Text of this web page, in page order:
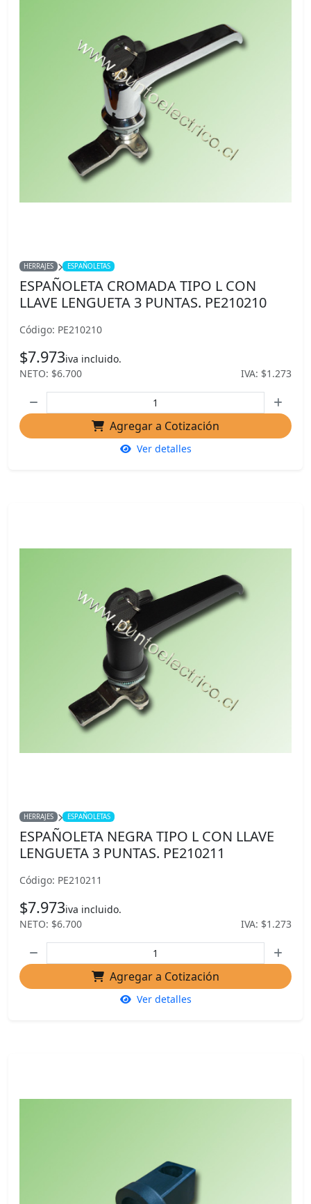
HERRAJES ESPAÑOLETAS
ESPAÑOLETA CROMADA TIPO L CON
LLAVE LENGUETA 3 PUNTAS. PE210210
Código: PE210210
$7.973iva incluido.
NETO: $6.700
IVA: $1.273
Agregar a Cotización
Ver detalles
HERRAJES ESPAÑOLETAS
ESPAÑOLETA NEGRA TIPO L CON LLAVE
LENGUETA 3 PUNTAS. PE210211
Código: PE210211
$7.973iva incluido.
NETO: $6.700
IVA: $1.273
Agregar a Cotización
Ver detalles